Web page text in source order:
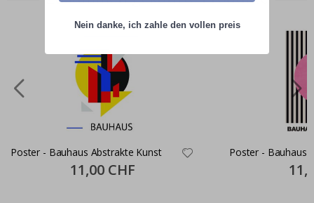
Poster - Bauhaus Abstrakte Kunst
Special
Price
11,00 CHF
Poster - Bauhaus
Price
Nein danke, ich zahle den vollen preis